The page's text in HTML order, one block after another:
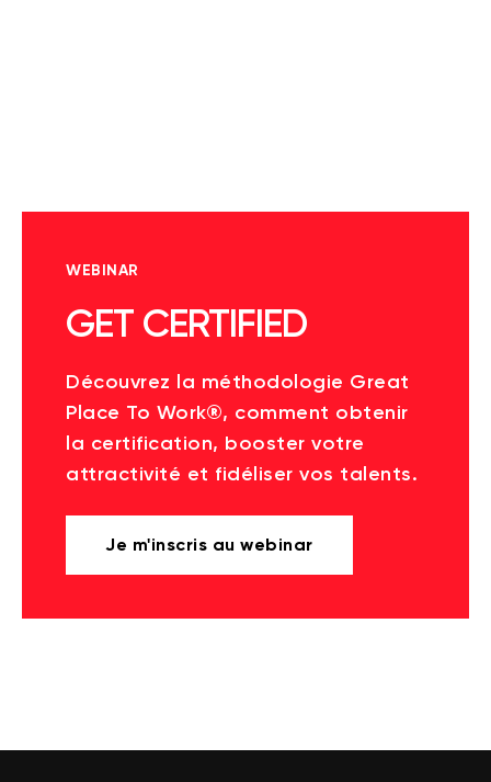
WEBINAR
GET CERTIFIED
Découvrez la méthodologie Great
Place To Work®, comment obtenir
la certification, booster votre
attractivité et fidéliser vos talents.
Je m'inscris au webinar